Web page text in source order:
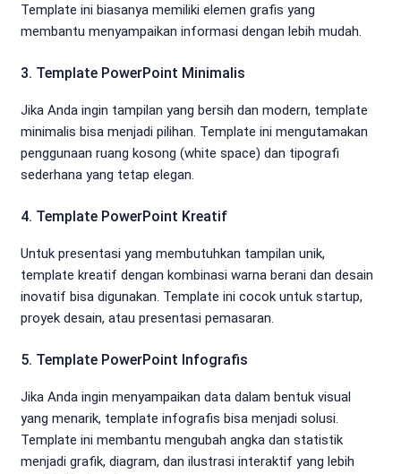
Template ini biasanya memiliki elemen grafis yang
membantu menyampaikan informasi dengan lebih mudah.
3. Template PowerPoint Minimalis
Jika Anda ingin tampilan yang bersih dan modern, template
minimalis bisa menjadi pilihan. Template ini mengutamakan
penggunaan ruang kosong (white space) dan tipografi
sederhana yang tetap elegan.
4. Template PowerPoint Kreatif
Untuk presentasi yang membutuhkan tampilan unik,
template kreatif dengan kombinasi warna berani dan desain
inovatif bisa digunakan. Template ini cocok untuk startup,
proyek desain, atau presentasi pemasaran.
5. Template PowerPoint Infografis
Jika Anda ingin menyampaikan data dalam bentuk visual
yang menarik, template infografis bisa menjadi solusi.
Template ini membantu mengubah angka dan statistik
menjadi grafik, diagram, dan ilustrasi interaktif yang lebih